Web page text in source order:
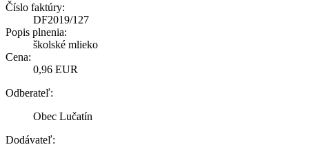
Číslo faktúry:
DF2019/127
Popis plnenia:
školské mlieko
Cena:
0,96 EUR
Odberateľ:
Obec Lučatín
Dodávateľ: